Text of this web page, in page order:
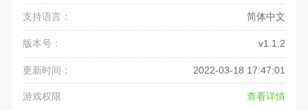
支持语言： 简体中文
版本号： v1.1.2
更新时间： 2022-03-18 17:47:01
游戏权限 查看详情